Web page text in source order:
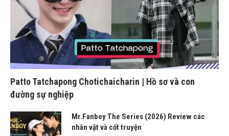
Patto Tatchapong Chotichaicharin | Hồ sơ và con
đường sự nghiệp
Mr.Fanboy The Series (2026) Review các
nhân vật và cốt truyện